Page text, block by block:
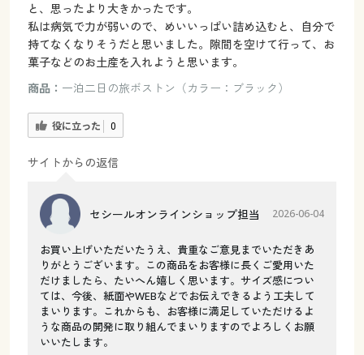
と、思ったより大きかったです。
私は病気で力が弱いので、めいいっぱい詰め込むと、自分で
持てなくなりそうだと思いました。隙間を空けて行って、お
菓子などのお土産を入れようと思います。
商品： 一泊二日の旅ボストン（カラー：ブラック）
役に立った 0
サイトからの返信
セシールオンラインショップ担当 2026-06-04
お買い上げいただいたうえ、貴重なご意見までいただきあ
りがとうございます。この商品をお客様に長くご愛用いた
だけましたら、たいへん嬉しく思います。サイズ感につい
ては、今後、紙面やWEBなどでお伝えできるよう工夫して
まいります。これからも、お客様に満足していただけるよ
うな商品の開発に取り組んでまいりますのでよろしくお願
いいたします。